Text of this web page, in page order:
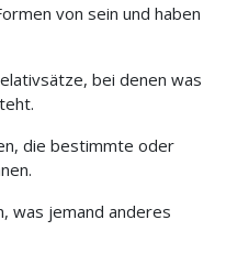
von sein und haben
bei denen was
die bestimmte oder
was jemand anderes